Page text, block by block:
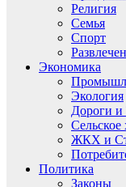
Религия
Семья
Спорт
Экономика
Экология
Дороги и
Сельское
ЖКХ и
Политика
Законы